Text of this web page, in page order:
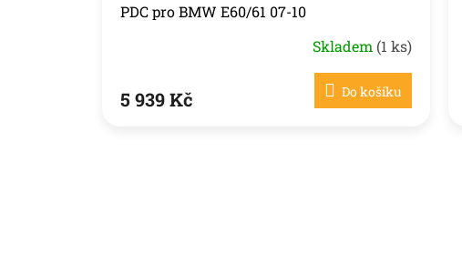
PDC pro BMW E60/61 07-10
Skladem (1 ks)
5 939 Kč Do košíku